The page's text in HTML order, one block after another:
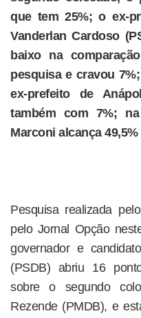
que tem 25%; o ex-
Vanderlan Cardoso
baixo na
pesquisa e cravou
ex-prefeito de
também com 7%;
Marconi alcança 49,5%
Pesquisa realizada
pelo Jornal Opção
governador e
(PSDB) abriu 16
sobre o segundo
Rezende (PMDB), e